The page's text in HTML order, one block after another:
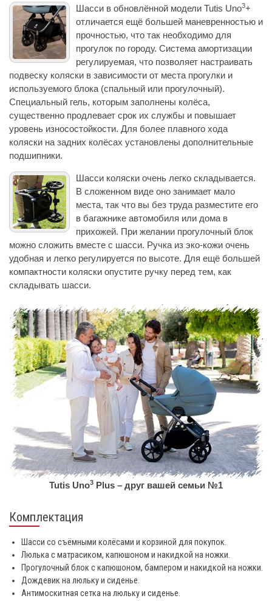
Шасси в обновлённой модели Tutis Uno3+
отличается ещё большей маневренностью и
прочностью, что так необходимо для
прогулок по городу. Система амортизации
регулируемая, что позволяет настраивать
подвеску коляски в зависимости от места прогулки и
используемого блока (спальный или прогулочный).
Специальный гель, которым заполнены колёса,
существенно продлевает срок их службы и повышает
уровень износостойкости. Для более плавного хода
коляски на задних колёсах установлены дополнительные
подшипники.
Шасси коляски очень легко складывается.
В сложенном виде оно занимает мало
места, так что вы без труда разместите его
в багажнике автомобиля или дома в
прихожей. При желании прогулочный блок
можно сложить вместе с шасси. Ручка из эко-кожи очень
удобная и легко регулируется по высоте. Для ещё большей
компактности коляски опустите ручку перед тем, как
складывать шасси.
Tutis Uno3 Plus – друг вашей семьи №1
Комплектация
Шасси со съёмными колёсами и корзиной для покупок.
Люлька с матрасиком, капюшоном и накидкой на ножки.
Прогулочный блок с капюшоном, бампером и накидкой на ножки.
Дождевик на люльку и сиденье.
Антимоскитная сетка на люльку и сиденье.